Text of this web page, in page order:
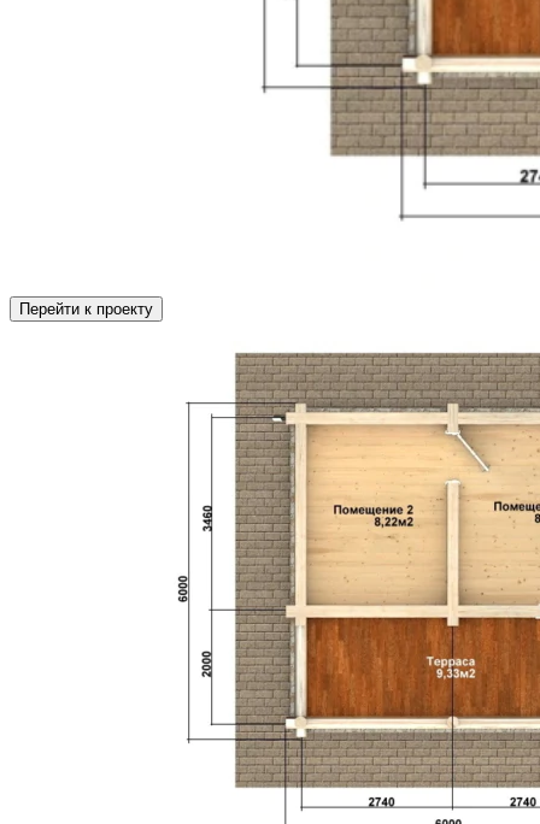
Перейти к проекту